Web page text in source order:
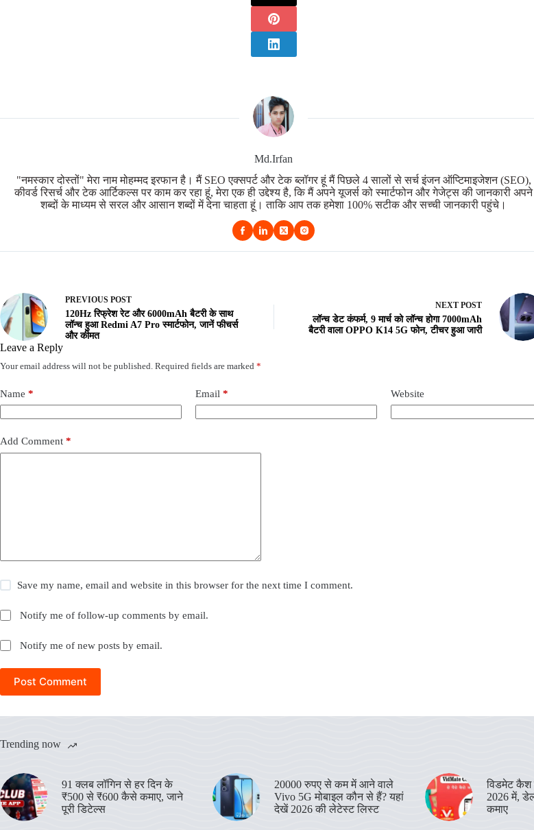
Md.Irfan
"नमस्कार दोस्तों" मेरा नाम मोहम्मद इरफान है। मैं SEO एक्सपर्ट और टेक ब्लॉगर हूं मैं पिछले 4 सालों से सर्च इंजन ऑप्टिमाइजेशन (SEO),
कीवर्ड रिसर्च और टेक आर्टिकल्स पर काम कर रहा हूं, मेरा एक ही उद्देश्य है, कि मैं अपने यूजर्स को स्मार्टफोन और गेजेट्स की जानकारी अपने
शब्दों के माध्यम से सरल और आसान शब्दों में देना चाहता हूं। ताकि आप तक हमेशा 100% सटीक और सच्ची जानकारी पहुंचे।
PREVIOUS POST
120Hz रिफ्रेश रेट और 6000mAh बैटरी के साथ
लॉन्च हुआ Redmi A7 Pro स्मार्टफोन, जानें फीचर्स
और कीमत
NEXTPOST
लॉन्च डेट कंफर्म, 9 मार्च को लॉन्च होगा 7000mAh
बैटरी वाला OPPO K14 5G फोन, टीचर हुआ जारी
Leave a Reply
Your email address will not be published. Required fields are marked *
Name * Email * Website
Add Comment *
Save my name, email and website in this browser for the next time I comment.
Notify me of follow-up comments by email.
Notify me of new posts by email.
Post Comment
Trending now
91 क्लब लॉगिन से हर दिन के
₹500 से ₹600 कैसे कमाए, जाने
पूरी डिटेल्स
20000 रुपए से कम में आने वाले
Vivo 5G मोबाइल कौन से हैं? यहां
देखें 2026 की लेटेस्ट लिस्ट
विडमेट
2026 में,
कमाए